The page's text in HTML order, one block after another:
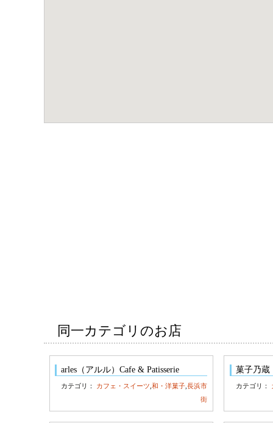
同一カテゴリのお店
arles（アルル）Cafe & Patisserie
カテゴリ： カフェ・スイーツ ,和・洋菓子 ,長浜市
街
菓子乃
カテゴリ：